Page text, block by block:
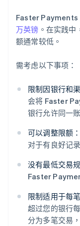
Faster Payments
万英镑 。在实践
额通常较低。
需考虑以下事项：
限制因银行和
会将 Faster
银行允许同一
可以调整限额：
对于有良好记
没有最低交易
Faster
限制适用于每
超过您的银行
分为多笔交易